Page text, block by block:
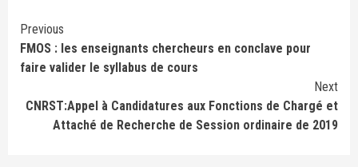
Continue
Reading
Previous
FMOS : les enseignants chercheurs en conclave pour
faire valider le syllabus de cours
Next
CNRST:Appel à Candidatures aux Fonctions de Chargé et
Attaché de Recherche de Session ordinaire de 2019